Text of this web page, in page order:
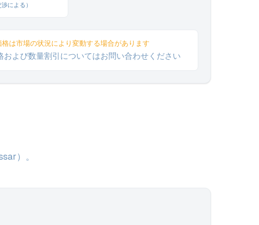
による）
格は市場の状況により変動する場合があります
および数量割引についてはお問い合わせください
）。